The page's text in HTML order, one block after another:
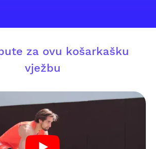
za ovu košarkašku
vježbu